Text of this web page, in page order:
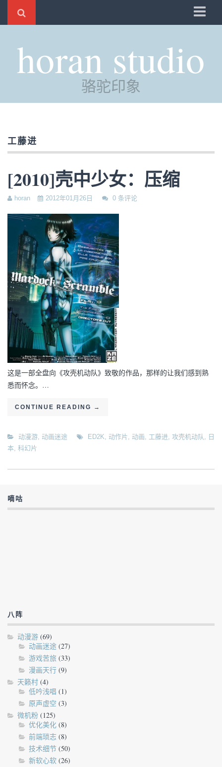
时光
评分
管理
horan studio
骆驼印象
工藤进
[2010]壳中少女：压缩
horan 2012年01月26日 0 条评论
这是一部全盘向《攻壳机动队》致敬的作品，那样的让我们感到熟
悉而怀念。…
CONTINUE READING →
动漫游, 动画迷途 ED2K, 动作片, 动画, 工藤进, 攻壳机动队 , 日
本, 科幻片
嘀咕
八阵
动漫游 (69)
动画迷途 (27)
游戏苦旅 (33)
漫画天行 (9)
天籁村 (4)
低吟浅唱 (1)
原声虚空 (3)
微机粉 (125)
优化美化 (8)
前端琐志 (8)
技术细节 (50)
新软心软 (26)